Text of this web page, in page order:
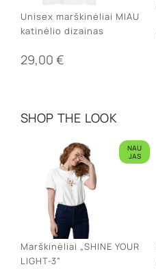
Unisex marškinėliai MIAU
katinėlio dizainas
29,00 €
SHOP THE LOOK
NAU
JAS
Marškinėliai „SHINE YOUR
LIGHT-3”